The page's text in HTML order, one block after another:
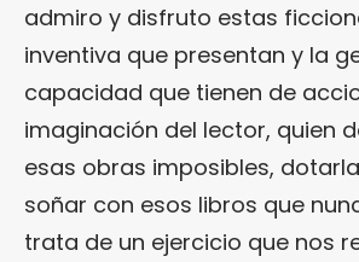
admiro y disfruto estas
inventiva que presentan y la
capacidad que tienen de
imaginación del lector, quien
esas obras imposibles,
soñar con esos libros que
trata de un ejercicio que nos